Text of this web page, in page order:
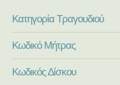
Κατηγορία Τραγουδιού
Κωδικό Μήτρας
Κωδικός Δίσκου